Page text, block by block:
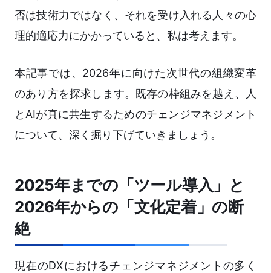
否は技術力ではなく、それを受け入れる人々の心
理的適応力にかかっていると、私は考えます。
本記事では、2026年に向けた次世代の組織変革
のあり方を探求します。既存の枠組みを越え、人
とAIが真に共生するためのチェンジマネジメント
について、深く掘り下げていきましょう。
2025年までの「ツール導入」と
2026年からの「文化定着」の断
絶
現在のDXにおけるチェンジマネジメントの多く